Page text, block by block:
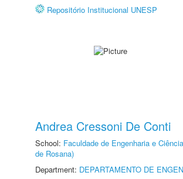
Repositório Institucional UNESP
Andrea Cressoni De Conti
School: Faculdade de Engenharia e
de Rosana)
Department: DEPARTAMENTO DE